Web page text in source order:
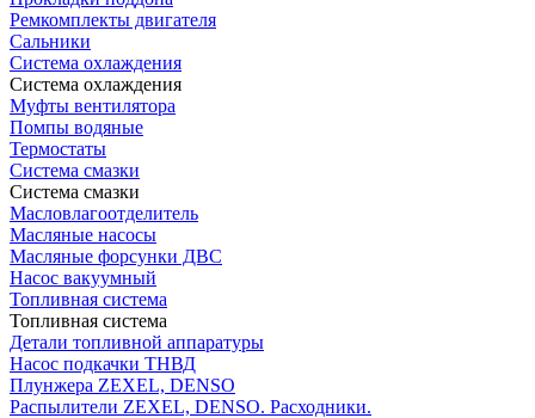
Ремкомплекты двигателя
Сальники
Система охлаждения
Система охлаждения
Муфты вентилятора
Помпы водяные
Термостаты
Система смазки
Система смазки
Масловлагоотделитель
Масляные насосы
Масляные форсунки ДВС
Насос вакуумный
Топливная система
Топливная система
Детали топливной аппаратуры
Насос подкачки ТНВД
Плунжера ZEXEL, DENSO
Распылители ZEXEL, DENSO. Расходники.